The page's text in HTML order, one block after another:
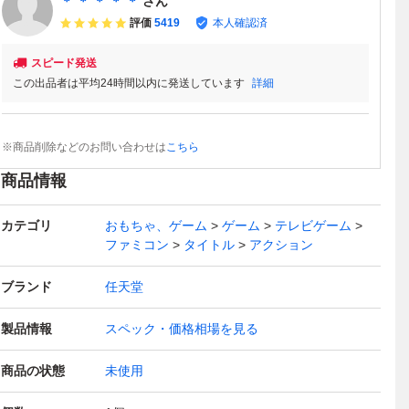
評価 5419 本人確認済
スピード発送
この出品者は平均24時間以内に発送しています 詳細
※商品削除などのお問い合わせはこちら
商品情報
カテゴリ おもちゃ、ゲーム ゲーム
テレビゲーム
ファミコン
タイトル アクション
ブランド 任天堂
製品情報 スペック・価格相場を見る
商品の状態 未使用